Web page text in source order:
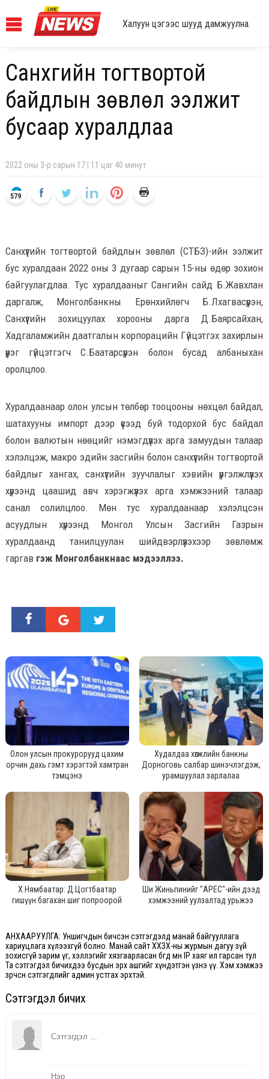
Халуун цэгээс шууд дамжуулна.
Санхүүгийн тогтвортой
байдлын зөвлөл ээлжит
бусаар хуралдлаа
2022 оны 3-р сарын 17 | 11 цаг 40 минут
579
Санхүүгийн тогтвортой байдлын зөвлөл (СТБЗ)-ийн ээлжит
бус хуралдаан 2022 оны 3 дугаар сарын 15-ны өдөр зохион
байгуулагдлаа. Тус хуралдааныг Сангийн сайд Б.Жавхлан
даргалж, Монголбанкны Ерөнхийлөгч Б.Лхагвасүрэн,
Санхүүгийн зохицуулах хорооны дарга Д.Баярсайхан,
Хадгаламжийн даатгалын корпорацийн Гүйцэтгэх захирлын
үүрэг гүйцэтгэгч С.Баатарсүрэн болон бусад албаныхан
оролцлоо.
Хуралдаанаар олон улсын төлбөр тооцооны нөхцөл байдал,
шатахууны импорт дээр үүсээд буй тодорхой бус байдал
болон валютын нөөцийг нэмэгдүүлэх арга замуудын талаар
хэлэлцэж, макро эдийн засгийн болон санхүүгийн тогтвортой
байдлыг хангах, санхүүгийн зуучлалыг хэвийн үргэлжлүүлэх
хүрээнд цаашид авч хэрэгжүүлэх арга хэмжээний талаар
санал солилцлоо. Мөн тус хуралдаанаар хэлэлцсэн
асуудлын хүрээнд Монгол Улсын Засгийн Газрын
хуралдаанд танилцуулан шийдвэрлүүлэхээр зөвлөмж
гаргав гэж Монголбанкнаас мэдээллээ.
Олон улсын прокурорууд цахим
орчин дахь гэмт хэрэгтэй хамтран
тэмцэнэ
Худалдаа хөгжлийн банкны
Дорноговь салбар шинэчлэгдэж,
урамшуулал зарлалаа
Х.Нямбаатар: Д.Цогтбаатар
гишүүн багахан шиг попроорой
Ши Жиньпинийг "APEC"-ийн дээд
хэмжээний уулзалтад урьжээ
АНХААРУУЛГА: Уншигчдын бичсэн сэтгэгдэлд манай байгууллага
хариуцлага хүлээхгүй болно. Манай сайт ХХЗХ-ны журмын дагуу зүй
зохисгүй зарим үг, хэллэгийг хязгаарласан бөгөөд мөн IP хаяг ил гарсан тул
Та сэтгэгдэл бичихдээ бусдын эрх ашгийг хүндэтгэн үзнэ үү. Хэм хэмжээ
зөрчсөн сэтгэгдлийг админ устгах эрхтэй.
Сэтгэгдэл бичих